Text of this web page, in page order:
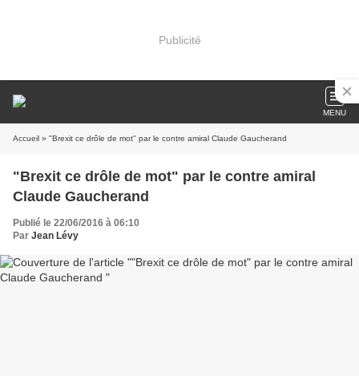
Publicité
MENU
Accueil » "Brexit ce drôle de mot" par le contre amiral Claude Gaucherand
"Brexit ce drôle de mot" par le contre amiral
Claude Gaucherand
Publié le 22/06/2016 à 06:10
Par Jean Lévy